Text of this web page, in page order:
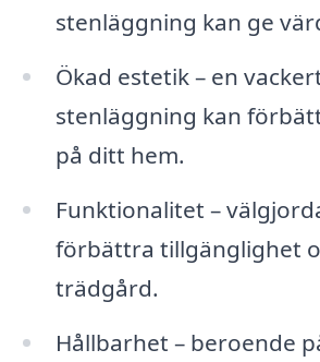
stenläggning kan ge
Ökad estetik – en
stenläggning kan
på ditt hem.
Funktionalitet –
förbättra tillgänglighet
trädgård.
Hållbarhet – beroende